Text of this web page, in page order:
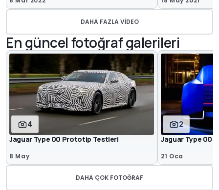
DAHA FAZLA VIDEO
En güncel fotoğraf galerileri
4
Jaguar Type 00 Prototip Testleri
8 May
2
Jaguar Type 00
21 Oca
DAHA ÇOK FOTOĞRAF